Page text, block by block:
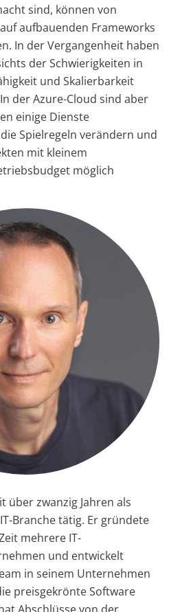
sind, können von
aufbauenden Frameworks
In der Vergangenheit haben
der Schwierigkeiten in
und Skalierbarkeit
der Azure-Cloud sind aber
einige Dienste
Spielregeln verändern und
mit kleinem
möglich
über zwanzig Jahren als
Branche tätig. Er gründete
mehrere IT-
und entwickelt
in seinem Unternehmen
preisgekrönte Software